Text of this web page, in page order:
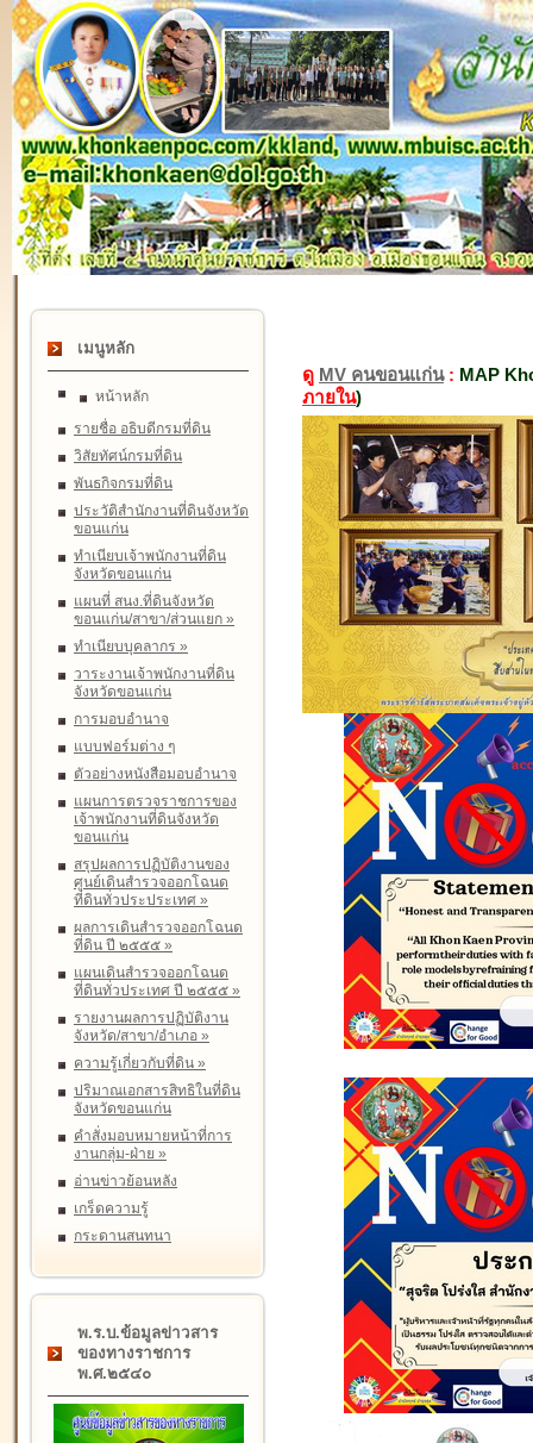
เมนูหลัก
หน้าหลัก
รายชื่อ อธิบดีกรมที่ดิน
วิสัยทัศน์กรมที่ดิน
พันธกิจกรมที่ดิน
ประวัติสำนักงานที่ดินจังหวัด
ขอนแก่น
ทำเนียบเจ้าพนักงานที่ดิน
จังหวัดขอนแก่น
แผนที่ สนง.ที่ดินจังหวัด
ขอนแก่น/สาขา/ส่วนแยก »
ทำเนียบบุคลากร »
วาระงานเจ้าพนักงานที่ดิน
จังหวัดขอนแก่น
การมอบอำนาจ
แบบฟอร์มต่าง ๆ
ตัวอย่างหนังสือมอบอำนาจ
แผนการตรวจราชการของ
เจ้าพนักงานที่ดินจังหวัด
ขอนแก่น
สรุปผลการปฏิบัติงานของ
ศูนย์เดินสำรวจออกโฉนด
ที่ดินทั่วประประเทศ »
ผลการเดินสำรวจออกโฉนด
ที่ดิน ปี ๒๕๕๕ »
แผนเดินสำรวจออกโฉนด
ที่ดินทั่วประเทศ ปี ๒๕๕๕ »
รายงานผลการปฏิบัติงาน
จังหวัด/สาขา/อำเภอ »
ความรู้เกี่ยวกับที่ดิน »
ปริมาณเอกสารสิทธิในที่ดิน
จังหวัดขอนแก่น
คำสั่งมอบหมายหน้าที่การ
งานกลุ่ม-ฝ่าย »
อ่านข่าวย้อนหลัง
เกร็ดความรู้
กระดานสนทนา
พ.ร.บ.ข้อมูลข่าวสาร
ของทางราชการ
พ.ศ.๒๕๔๐
ดู MV คนขอนแก่น: MAP
ภายใน)